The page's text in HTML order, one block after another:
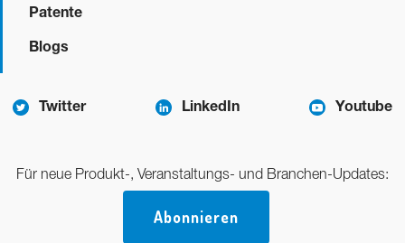
Patente
Blogs
Twitter LinkedIn Youtube
Für neue Produkt-, Veranstaltungs- und Branchen-Updates:
Abonnieren